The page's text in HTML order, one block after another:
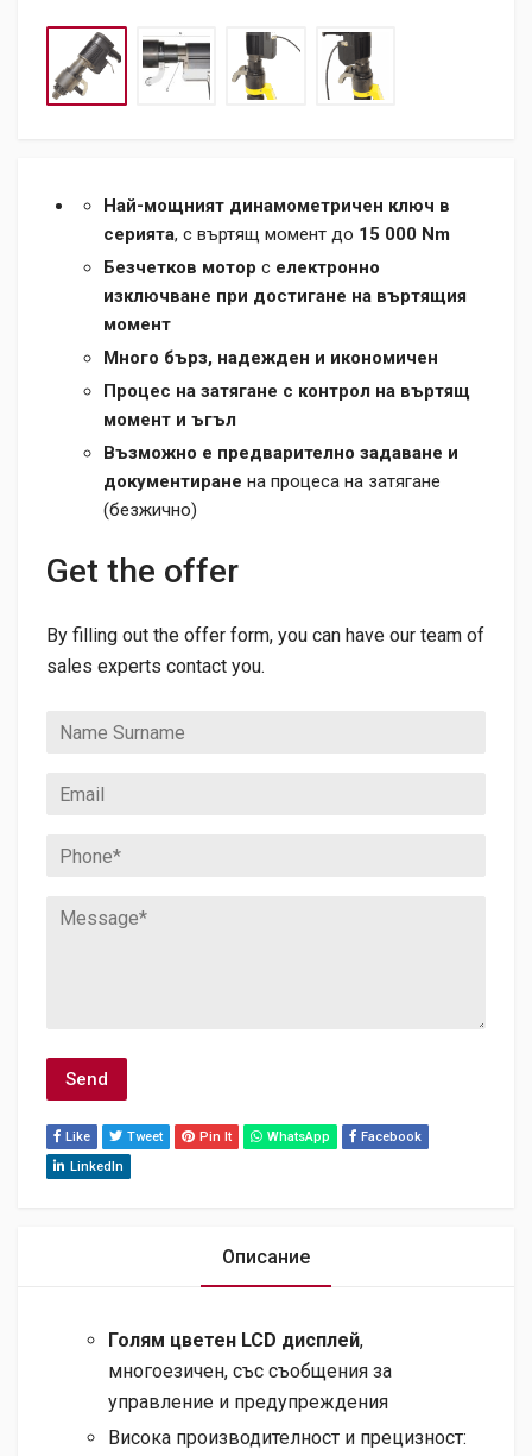
Най-мощният динамометричен ключ в
серията, с въртящ момент до 15 000 Nm
Безчетков мотор с електронно
изключване при достигане на въртящия
момент
Много бърз, надежден и икономичен
Процес на затягане с контрол на въртящ
момент и ъгъл
Възможно е предварително задаване и
документиране на процеса на затягане
(безжично)
Get the offer
By filling out the offer form, you can have our team of
sales experts contact you.
Like Tweet Pin It WhatsApp
Facebook
LinkedIn
Описание
Голям цветен LCD дисплей,
многоезичен, със съобщения за
управление и предупреждения
Висока производителност и прецизност: